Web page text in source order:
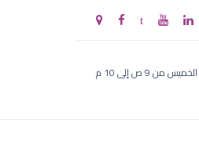
من 9 ص إلى 10 م